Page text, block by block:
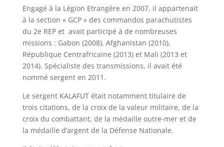
Engagé à la Légion Etrangère en 2007, il appartenait
à la section « GCP » des commandos parachutistes
du 2e REP et avait participé à de nombreuses
missions : Gabon (2008), Afghanistan (2010),
République Centrafricaine (2013) et Mali (2013 et
2014). Spécialiste des transmissions, il avait été
nommé sergent en 2011.
Le sergent KALAFUT était notamment titulaire de
trois citations, de la croix de la valeur militaire, de la
croix du combattant, de la médaille outre-mer et de
la médaille d’argent de la Défense Nationale.